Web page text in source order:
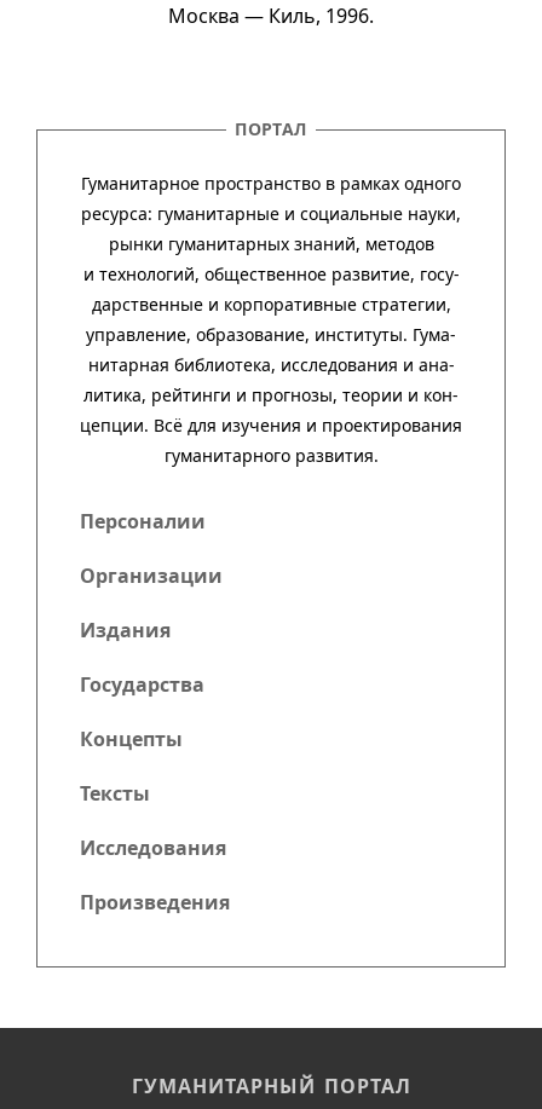
Москва — Киль, 1996.
ПОРТАЛ
Гуманитарное пространство в рамках одного
ресурса: гума­ни­тар­ные и соци­аль­ные науки,
рынки гума­ни­тар­ных зна­ний, методов
и техно­ло­гий, обще­ст­вен­ное раз­ви­тие, госу­
дар­ст­вен­ные и кор­пора­тив­ные стра­тегии,
управ­ле­ние, обра­зо­ва­ние, инсти­туты. Гума­
нитар­ная биб­лио­тека, иссле­до­ва­ния и ана­
ли­тика, рей­тинги и прог­нозы, тео­рии и кон­
цеп­ции. Всё для изу­че­ния и про­ек­тиро­ва­ния
гума­нитар­ного развития.
Персоналии
Организации
Издания
Государства
Концепты
Тексты
Исследования
Произведения
ГУМАНИТАРНЫЙ ПОРТАЛ